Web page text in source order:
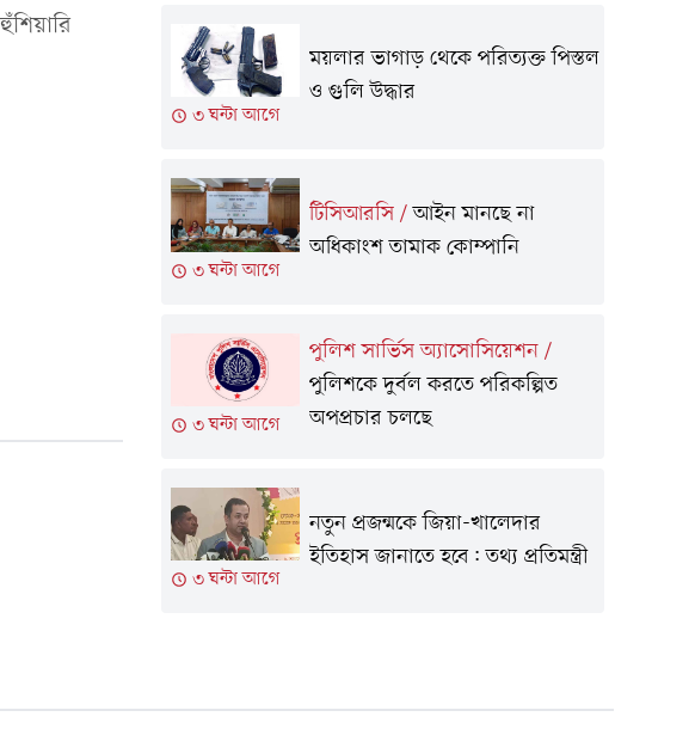
৩ ঘন্টা আগে
ময়লার ভাগাড় থেকে পরিত্যক্ত পিস্তল
ও গুলি উদ্ধার
৩ ঘন্টা আগে
টিসিআরসি/আইন মানছে না
অধিকাংশ তামাক কোম্পানি
৩ ঘন্টা আগে
পুলিশ সার্ভিস অ্যাসোসিয়েশন/
পুলিশকে দুর্বল করতে পরিকল্পিত
অপপ্রচার চলছে
৩ ঘন্টা আগে
নতুন প্রজন্মকে জিয়া-খালেদার
ইতিহাস জানাতে হবে: তথ্য প্রতিমন্ত্রী